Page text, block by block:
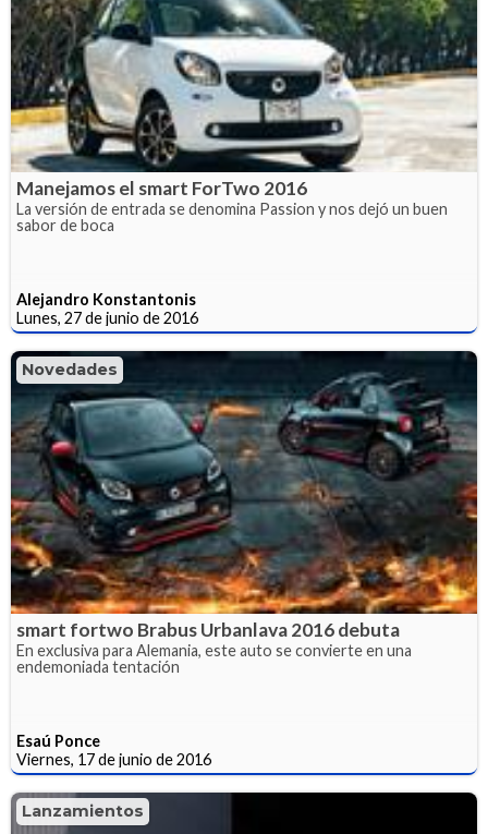
Manejamos el smart ForTwo 2016
La versión de entrada se denomina Passion y nos dejó un buen
sabor de boca
Alejandro Konstantonis
Lunes, 27 de junio de 2016
Novedades
smart fortwo Brabus Urbanlava 2016 debuta
En exclusiva para Alemania, este auto se convierte en una
endemoniada tentación
Esaú Ponce
Viernes, 17 de junio de 2016
Lanzamientos